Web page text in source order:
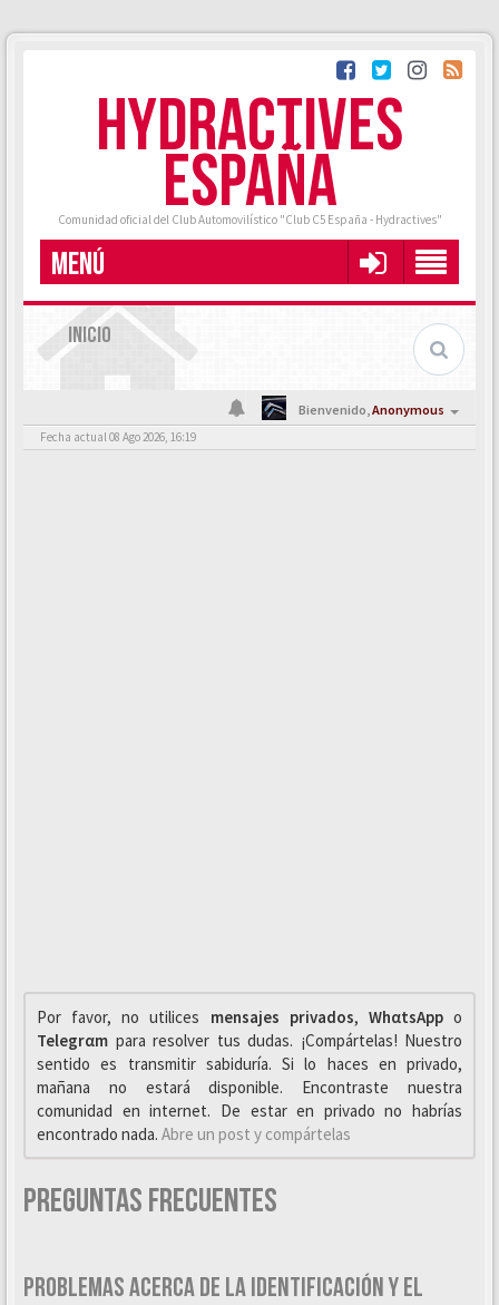
HYDRACTIVES
ESPAÑA
Comunidad oficial del Club Automovilístico "Club C5 España - Hydractives"
MENÚ
INICIO
Bienvenido,Anonymous
Fecha actual 08 Ago 2026, 16:19
Por favor, no utilices mensajes privados, WhαtsAppo
Telegrαm para resolver tus dudas. ¡Compártelas! Nuestro
sentido es transmitir sabiduría. Si lo haces en privado,
mañana no estará disponible. Encontraste nuestra
comunidad en internet. De estar en privado no habrías
encontrado nada. Abre un post y compártelas
Preguntas Frecuentes
PROBLEMAS ACERCA DE LA IDENTIFICACIÓN Y EL